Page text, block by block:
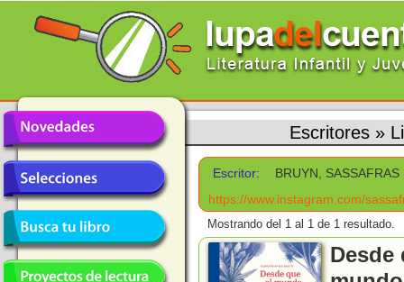
Escritores »
Escritor:
BRUYN, SASSAFRAS
https://www.instagram.com/
Mostrando del 1 al 1 de 1 resultado.